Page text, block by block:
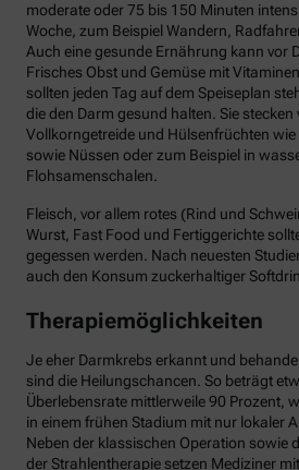
moderate oder 75 bis 150 Minuten
Woche, zum Beispiel Wandern,
Auch eine gesunde Ernährung kann vor
Frisches Obst und Gemüse mit
sollten jeden Tag auf dem Speiseplan
die den Darm gesund halten. Sie stecken
Vollkorngetreide und Hülsenfrüchten wie
sowie Nüssen oder zum Beispiel in
Flohsamenschalen.
Fleisch, vor allem rotes (Rind und
Wurst, Fast Food und Fertiggerichte
gegessen werden. Nach neuesten
auch den Konsum zuckerhaltiger
Therapiemöglichkeiten
Je eher Darmkrebs erkannt und
sind die Heilungschancen. So beträgt
Überlebensrate mittlerweile 90 Prozent,
in einem frühen Stadium mit nur lokaler
Neben der klassischen Operation sowie
der Strahlentherapie setzen Mediziner